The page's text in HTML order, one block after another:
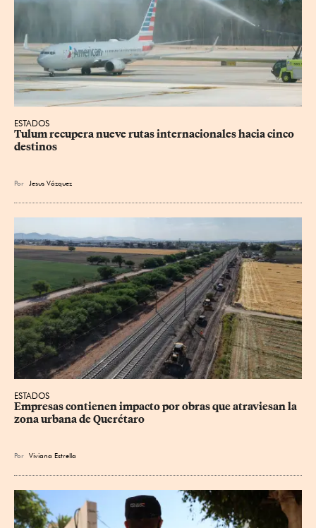
ESTADOS
Tulum recupera nueve rutas internacionales hacia cinco
destinos
Por Jesus Vázquez
ESTADOS
Empresas contienen impacto por obras que atraviesan la
zona urbana de Querétaro
Por Viviana Estrella